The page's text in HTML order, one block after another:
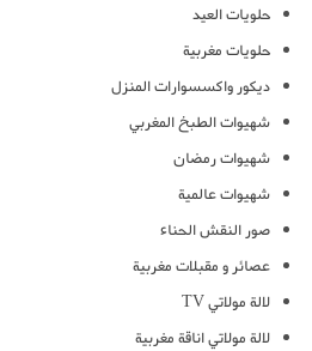
حلويات العيد
حلويات مغربية
ديكور واكسسوارات المنزل
شهيوات الطبخ المغربي
شهيوات رمضان
شهيوات عالمية
صور النقش الحناء
عصائر و مقبلات مغربية
لالة مولاتي TV
لالة مولاتي اناقة مغربية